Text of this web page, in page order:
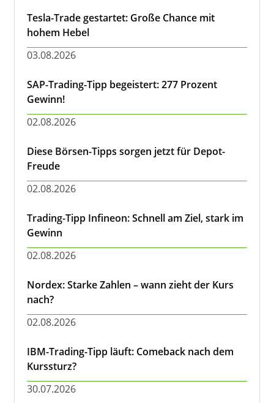
Tesla-Trade gestartet: Große Chance mit
hohem Hebel
03.08.2026
SAP-Trading-Tipp begeistert: 277 Prozent
Gewinn!
02.08.2026
Diese Börsen-Tipps sorgen jetzt für Depot-
Freude
02.08.2026
Trading-Tipp Infineon: Schnell am Ziel, stark im
Gewinn
02.08.2026
Nordex: Starke Zahlen – wann zieht der Kurs
nach?
02.08.2026
IBM-Trading-Tipp läuft: Comeback nach dem
Kurssturz?
30.07.2026